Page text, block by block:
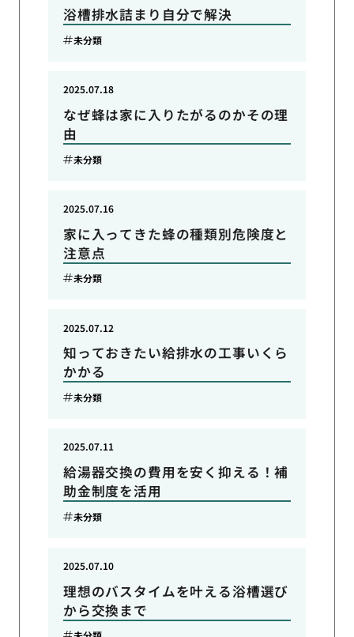
浴槽排水詰まり自分で解決
未分類
なぜ蜂は家に入りたがるのかその理
由
2025.07.18
未分類
家に入ってきた蜂の種類別危険度と
注意点
2025.07.16
未分類
知っておきたい給排水の工事いくら
かかる
2025.07.12
未分類
給湯器交換の費用を安く抑える！補
助金制度を活用
2025.07.11
未分類
理想のバスタイムを叶える浴槽選び
から交換まで
2025.07.10